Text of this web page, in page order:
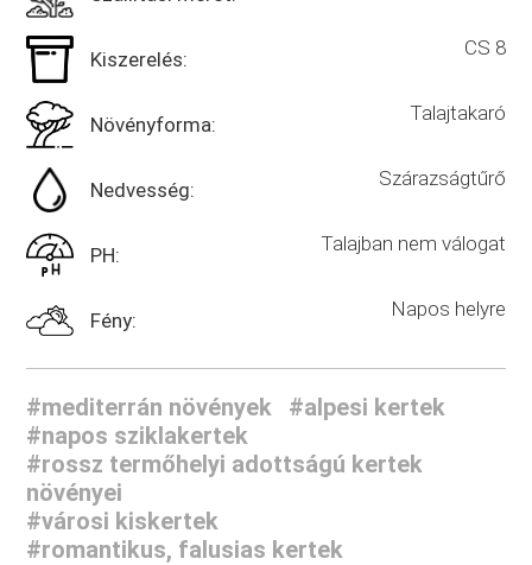
Kiszerelés: CS 8
Növényforma: Talajtakaró
Nedvesség: Szárazságtűrő
PH: Talajban nem válogat
Fény: Napos helyre
#mediterrán növények
#alpesi kertek
#napos sziklakertek
#rossz termőhelyi adottságú kertek
növényei
#városi kiskertek
#romantikus, falusias kertek